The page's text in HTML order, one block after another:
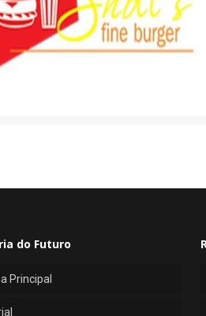
do Futuro
Principal